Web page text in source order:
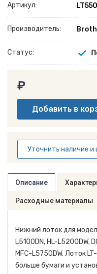
Артикул:
Производитель:
Статус:
₽
Уточнить наличие и
Описание
Расходные материалы
Нижний лоток для
L5100DN, HL-L5200DW,
MFC-L5750DW. Лоток
больше бумаги и